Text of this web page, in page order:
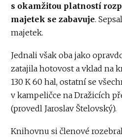
s okamžitou platností
majetek se zabavuje.
majetek.
Jednali však oba jako
zatajila hotovost a vklad na
130 K 60 hal, ostatní se
v kampeličce na Dražicích
(provedl Jaroslav Štelovský).
Knihovnu si členové